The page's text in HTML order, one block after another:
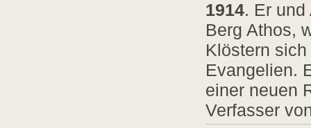
1914. Er und
Berg Athos,
Klöstern
Evangelien.
einer neuen
Verfasser